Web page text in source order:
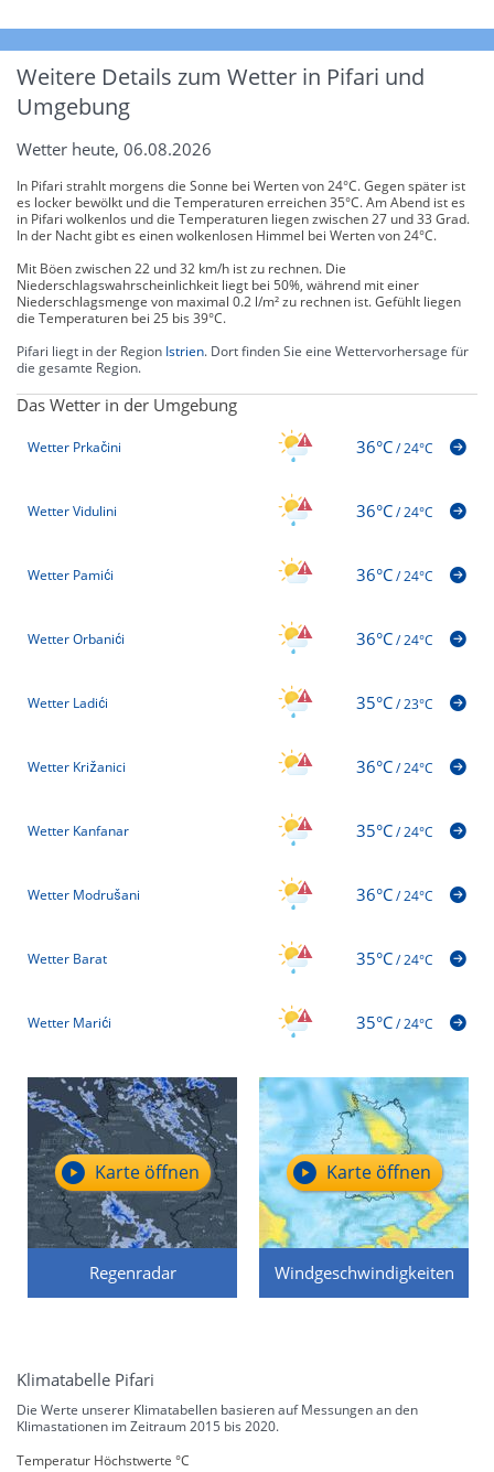
Weitere Details zum Wetter in Pifari und
Umgebung
Wetter heute, 06.08.2026
In Pifari strahlt morgens die Sonne bei Werten von 24°C. Gegen später ist
es locker bewölkt und die Temperaturen erreichen 35°C. Am Abend ist es
in Pifari wolkenlos und die Temperaturen liegen zwischen 27 und 33 Grad.
In der Nacht gibt es einen wolkenlosen Himmel bei Werten von 24°C.
Mit Böen zwischen 22 und 32 km/h ist zu rechnen. Die
Niederschlagswahrscheinlichkeit liegt bei 50%, während mit einer
Niederschlagsmenge von maximal 0.2 l/m² zu rechnen ist. Gefühlt liegen
die Temperaturen bei 25 bis 39°C.
Pifari liegt in der Region Istrien. Dort finden Sie eine Wettervorhersage für
die gesamte Region.
Das Wetter in der Umgebung
Wetter Prkačini 36°C/24°C
Wetter Vidulini 36°C/24°C
Wetter Pamići 36°C/24°C
Wetter Orbanići 36°C/24°C
Wetter Ladići 35°C/23°C
Wetter Križanici 36°C/24°C
Wetter Kanfanar 35°C/24°C
Wetter Modrušani 36°C/24°C
Wetter Barat 35°C/24°C
Wetter Marići 35°C/24°C
Regenradar
Karte öffnen
Windgeschwindigkeiten
Karte öffnen
Klimatabelle Pifari
Die Werte unserer Klimatabellen basieren auf Messungen an den
Klimastationen im Zeitraum 2015 bis 2020.
Temperatur Höchstwerte °C